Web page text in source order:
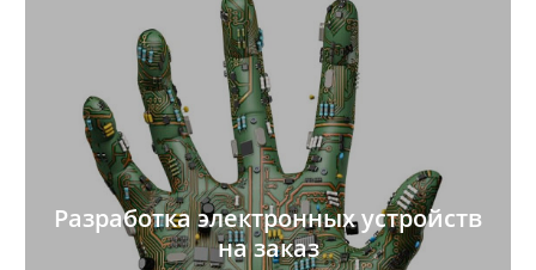
Разработка электронных устройств
на заказ